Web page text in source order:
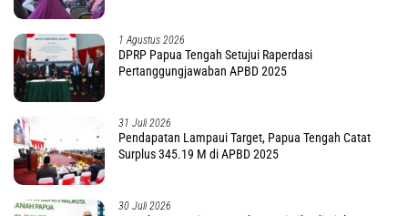
1 Agustus 2026
DPRP Papua Tengah Setujui Raperdasi
Pertanggungjawaban APBD 2025
31 Juli 2026
Pendapatan Lampaui Target, Papua Tengah Catat
Surplus 345.19 M di APBD 2025
30 Juli 2026